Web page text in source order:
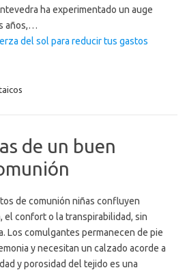
ha experimentado un auge
años,…
del sol para reducir tus gastos
de un buen
de comunión niñas confluyen
el confort o la transpirabilidad, sin
Los comulgantes permanecen de pie
y necesitan un calzado acorde a
y porosidad del tejido es una